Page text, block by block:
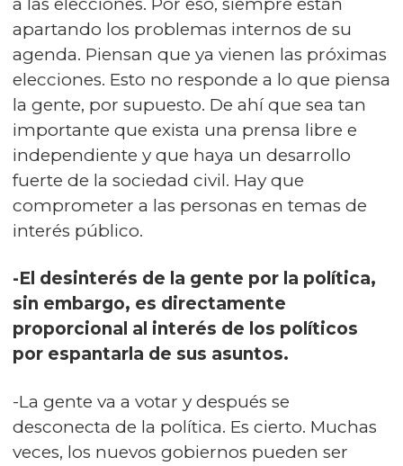
apartando los problemas internos de su
agenda. Piensan que ya vienen las próximas
elecciones. Esto no responde a lo que piensa
la gente, por supuesto. De ahí que sea tan
importante que exista una prensa libre e
independiente y que haya un desarrollo
fuerte de la sociedad civil. Hay que
comprometer a las personas en temas de
interés público.
-El desinterés de la gente por la política,
sin embargo, es directamente
proporcional al interés de los políticos
por espantarla de sus asuntos.
-La gente va a votar y después se
desconecta de la política. Es cierto. Muchas
veces, los nuevos gobiernos pueden ser